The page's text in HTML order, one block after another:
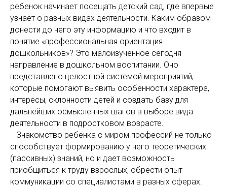
ребенок начинает посещать детский сад, где впервые
узнает о разных видах деятельности. Каким образом
донести до него эту информацию и что входит в
понятие «профессиональная ориентация
дошкольников»? Это малоизученное сегодня
направление в дошкольном воспитании. Оно
представлено целостной системой мероприятий,
которые помогают выявить особенности характера,
интересы, склонности детей и создать базу для
дальнейших осмысленных шагов в выборе вида
деятельности в подростковом возрасте.
Знакомство ребенка с миром профессий не только
способствует формированию у него теоретических
(пассивных) знаний, но и дает возможность
приобщиться к труду взрослых, обрести опыт
коммуникации со специалистами в разных сферах.